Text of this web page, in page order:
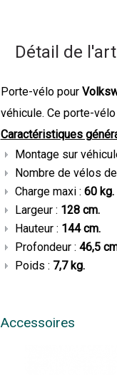
Détail de
Porte-vélo pour
véhicule. Ce porte-
Caractéristiques
Montage sur
Nombre de vélos
Charge maxi : 60 kg.
Largeur : 128 cm.
Hauteur : 144 cm.
Profondeur : 46,5
Poids : 7,7 kg.
Accessoires